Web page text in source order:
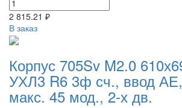
2 815.21 ₽
В заказ
Корпус 705Sv M2.0
УХЛ3 R6 3ф сч., ввод
макс. 45 мод., 2-х дв.